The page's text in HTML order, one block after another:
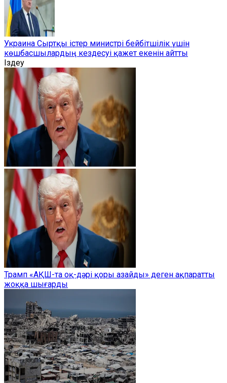
Украина Сыртқы істер министрі бейбітшілік үшін
көшбасшылардың кездесуі қажет екенін айтты
Іздеу
Трамп «АҚШ-та оқ-дәрі қоры азайды» деген ақпаратты
жоққа шығарды